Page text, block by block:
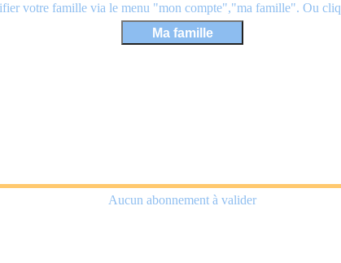
votre famille via le menu "mon compte","ma famille". Ou
Aucun abonnement à valider